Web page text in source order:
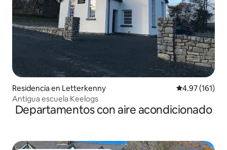
Residencia en Letterkenny Calificación
4.97 (161)
Antigua escuela Keelogs
Departamentos con aire acondicionado